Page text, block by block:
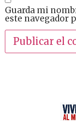
Guarda mi
este navegador